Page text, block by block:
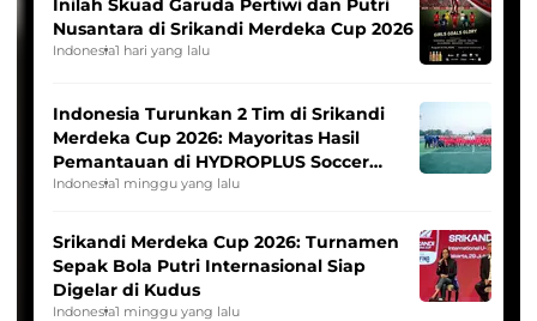
Nusantara di Srikandi Merdeka Cup 2026
Indonesia1 hari yang lalu
Indonesia Turunkan 2 Tim di Srikandi
Merdeka Cup 2026: Mayoritas Hasil
Pemantauan di HYDROPLUS Soccer
League
Indonesia1 minggu yang lalu
Srikandi Merdeka Cup 2026: Turnamen
Sepak Bola Putri Internasional Siap
Digelar di Kudus
Indonesia1 minggu yang lalu